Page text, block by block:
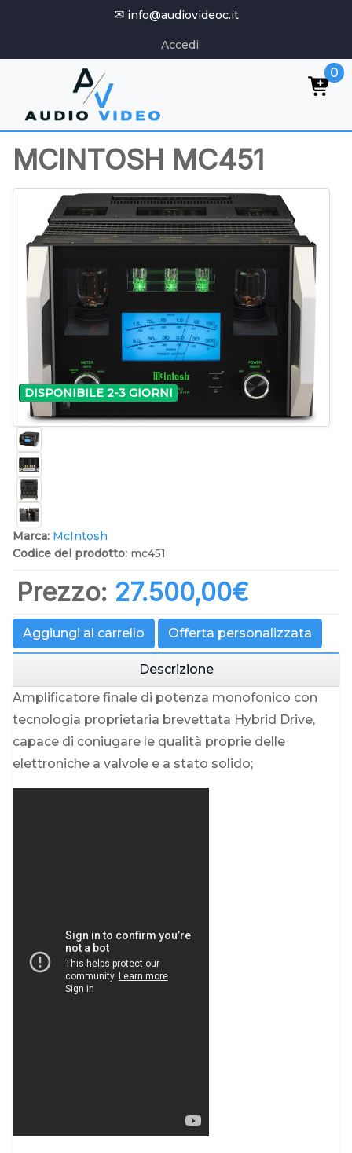
✉ info@audiovideoc.it
Accedi
0
MCINTOSH MC451
DISPONIBILE 2-3 GIORNI
Marca: McIntosh
Codice del prodotto: mc451
Prezzo: 27.500,00‎€
Aggiungi al carrello Offerta personalizzata
Descrizione
Amplificatore finale di potenza monofonico con
tecnologia proprietaria brevettata Hybrid Drive,
capace di coniugare le qualità proprie delle
elettroniche a valvole e a stato solido;